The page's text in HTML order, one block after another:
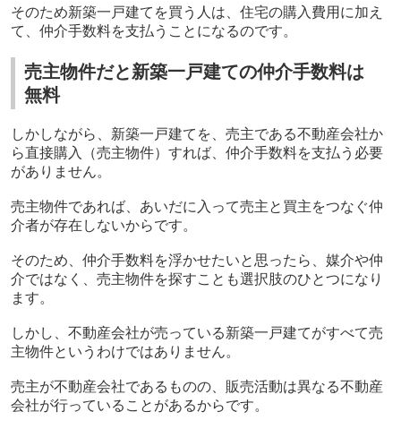
そのため新築一戸建てを買う人は、住宅の購入費用に加え
て、仲介手数料を支払うことになるのです。
売主物件だと新築一戸建ての仲介手数料は
無料
しかしながら、新築一戸建てを、売主である不動産会社か
ら直接購入（売主物件）すれば、仲介手数料を支払う必要
がありません。
売主物件であれば、あいだに入って売主と買主をつなぐ仲
介者が存在しないからです。
そのため、仲介手数料を浮かせたいと思ったら、媒介や仲
介ではなく、売主物件を探すことも選択肢のひとつになり
ます。
しかし、不動産会社が売っている新築一戸建てがすべて売
主物件というわけではありません。
売主が不動産会社であるものの、販売活動は異なる不動産
会社が行っていることがあるからです。